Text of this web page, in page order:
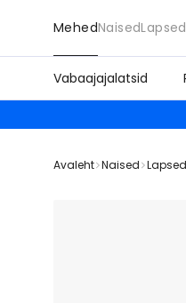
MehedNaisedLapsed
Vabaajajalatsid
Avaleht Naised Lapsed